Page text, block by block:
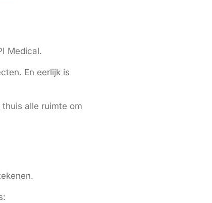
Medical.
En eerlijk is
alle ruimte om